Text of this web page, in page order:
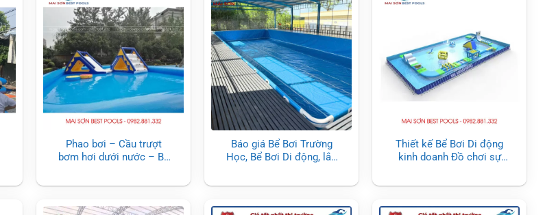
Phao bơi – Cầu trượt
bơm hơi dưới nước – Bể
Báo giá Bể Bơi Trường
Học, Bể Bơi Di động, lắp
Thiết kế Bể Bơi Di động
kinh doanh Đồ chơi sự
nước